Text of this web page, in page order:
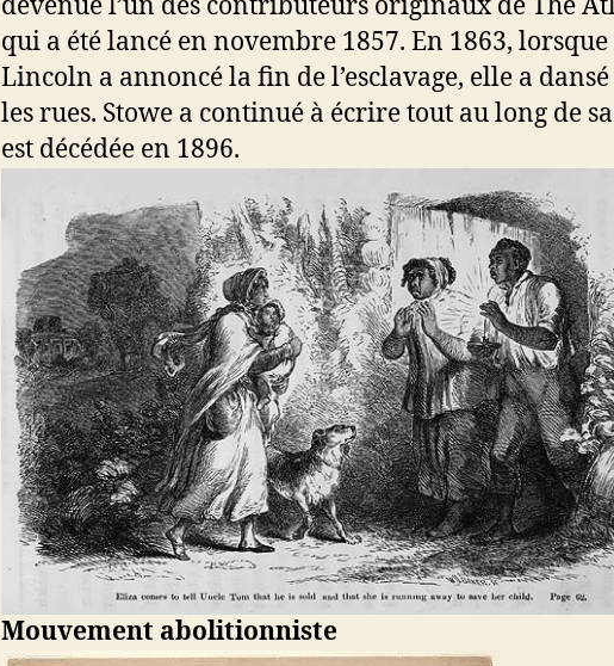
devenue l’un des contributeurs originaux de The
qui a été lancé en novembre 1857. En 1863, lorsque
Lincoln a annoncé la fin de l’esclavage, elle a
les rues. Stowe a continué à écrire tout au long de
est décédée en 1896.
Mouvement abolitionniste